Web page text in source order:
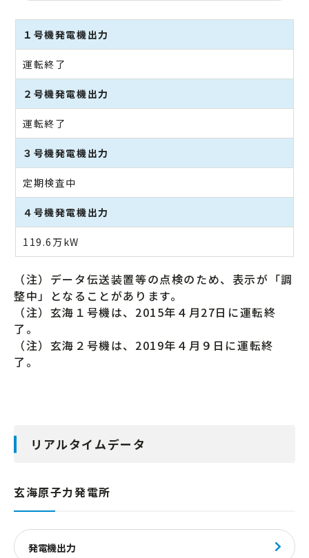
１号機発電機出力
運転終了
２号機発電機出力
運転終了
３号機発電機出力
定期検査中
４号機発電機出力
119.6 万kW
（注）データ伝送装置等の点検のため、表示が「調
整中」となることがあります。
（注）玄海１号機は、2015年４月27日に運転終
了。
（注）玄海２号機は、2019年４月９日に運転終
了。
リアルタイムデータ
玄海原子力発電所
発電機出力